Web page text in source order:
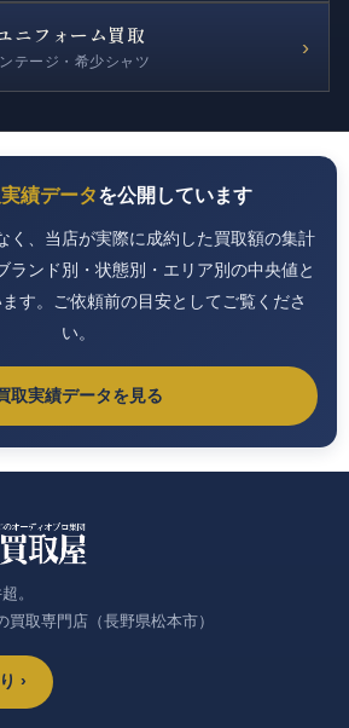
ニフォーム買取
テージ・希少シャツ
›
績データを公開しています
く、当店が実際に成約した買取額の集計
ランド別・状態別・エリア別の中央値と
す。ご依頼前の目安としてご覧くださ
い。
取実績データを見る
。
買取専門店（長野県松本市）
›